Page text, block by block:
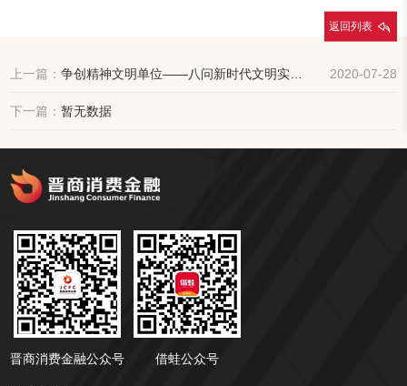
上一篇： 2020-07-28
下一篇：暂无数据
返回列表
晋商消费金融公众号 借蛙公众号